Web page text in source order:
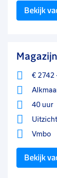
Bekijk
€ 2742
40 uur
Vmbo
Bekijk